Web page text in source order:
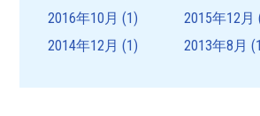
2016年10月 (1) 2015年12月
2014年12月 (1) 2013年8月